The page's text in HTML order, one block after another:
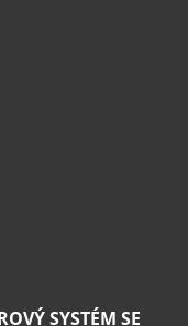
SYSTÉM SE